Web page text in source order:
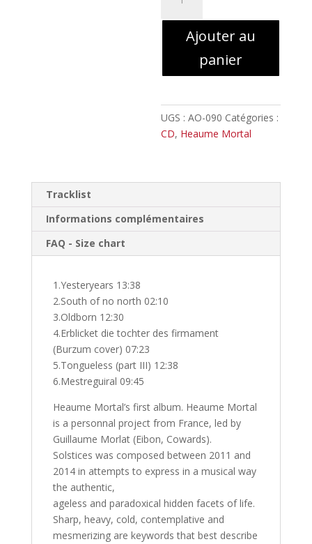
HEAUME
MORTALAjouter au
panier
UGS :AO-090 Catégories :
CD, Heaume Mortal
Tracklist
Informations complémentaires
FAQ - Size chart
1.Yesteryears 13:38
2.South of no north 02:10
3.Oldborn 12:30
4.Erblicket die tochter des firmament
(Burzum cover) 07:23
5.Tongueless (part III) 12:38
6.Mestreguiral 09:45
Heaume Mortal’s first album. Heaume Mortal
is a personnal project from France, led by
Guillaume Morlat (Eibon, Cowards).
Solstices was composed between 2011 and
2014 in attempts to express in a musical way
the authentic,
ageless and paradoxical hidden facets of life.
Sharp, heavy, cold, contemplative and
mesmerizing are keywords that best describe